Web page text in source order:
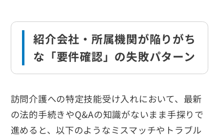
紹介会社・所属機関が陥りがち
な「要件確認」の失敗パターン
訪問介護への特定技能受け入れにおいて、最新
の法的手続きやQ&Aの知識がないまま手探りで
進めると、以下のようなミスマッチやトラブル